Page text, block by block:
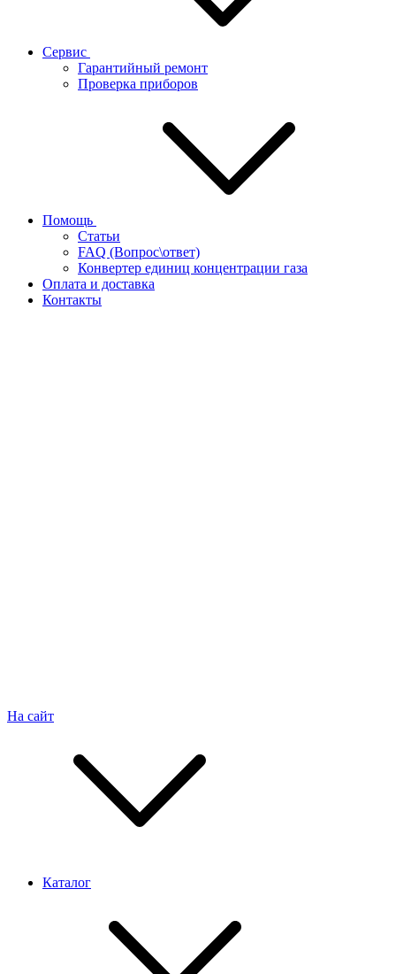
Сервис
Гарантийный ремонт
Проверка приборов
Помощь
Статьи
FAQ (Вопрос\ответ)
Конвертер единиц концентрации газа
Оплата и доставка
Контакты
На сайт
Каталог